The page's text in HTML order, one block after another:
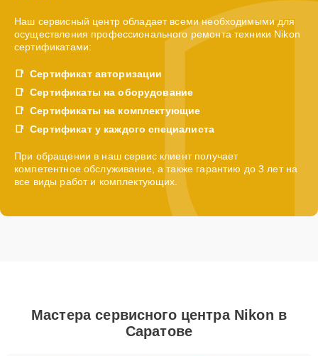
Наш сервисный центр обладает всеми необходимыми для
осуществления профессионального ремонта техники Nikon
сертификатами:
Сертификат авторизации
Сертификаты на оборудование
Сертификаты на комплектующие
Сертификат у каждого специалиста
При обращении в наш сервис клиент получает
компетентное обслуживание, а также гарантию до 3 лет на
все виды работ и комплектующих.
Мастера сервисного центра Nikon в
Саратове